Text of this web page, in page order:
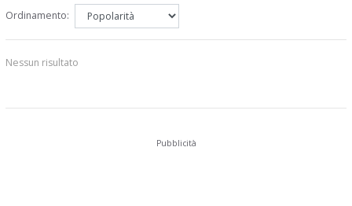
Ordinamento:
Nessun risultato
Pubblicità